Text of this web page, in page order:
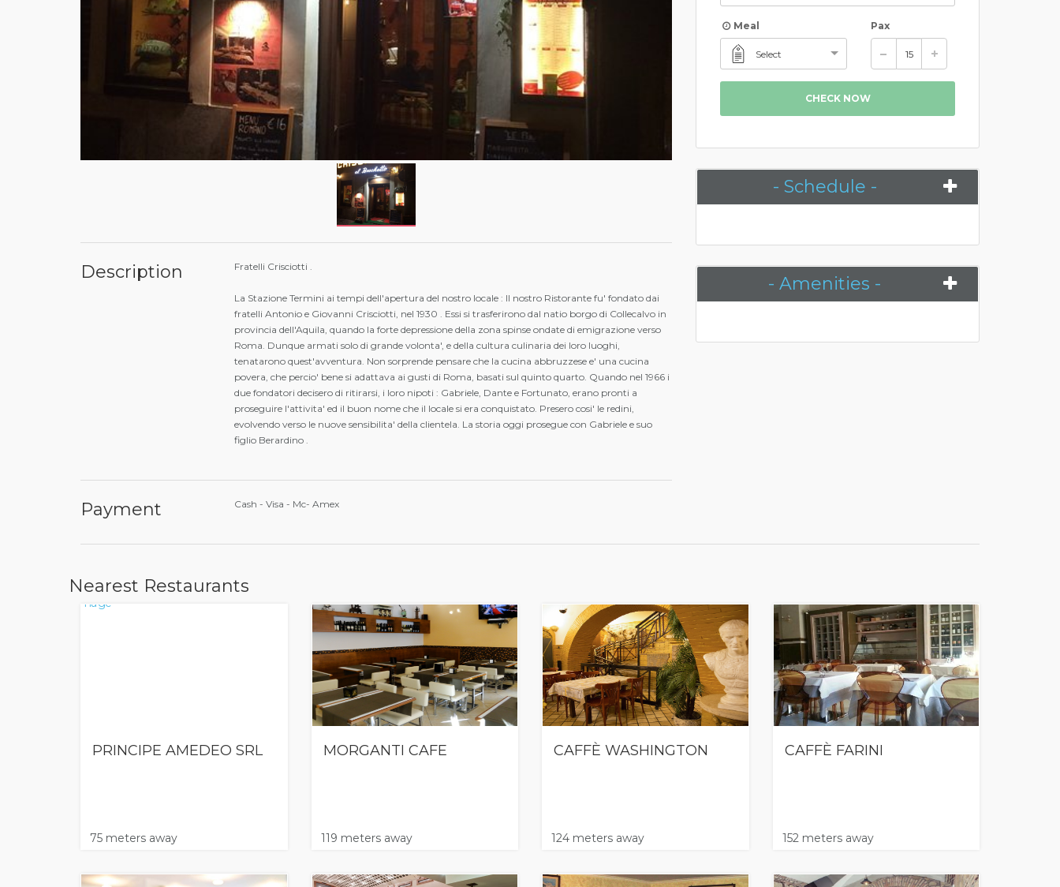
Description Fratelli Crisciotti .
La Stazione Termini ai tempi dell'apertura del nostro locale : Il nostro Ristorante fu' fondato dai
fratelli Antonio e Giovanni Crisciotti, nel 1930 . Essi si trasferirono dal natio borgo di Collecalvo in
provincia dell'Aquila, quando la forte depressione della zona spinse ondate di emigrazione verso
Roma. Dunque armati solo di grande volonta', e della cultura culinaria dei loro luoghi,
tenatarono quest'avventura. Non sorprende pensare che la cucina abbruzzese e' una cucina
povera, che percio' bene si adattava ai gusti di Roma, basati sul quinto quarto. Quando nel 1966 i
due fondatori decisero di ritirarsi, i loro nipoti : Gabriele, Dante e Fortunato, erano pronti a
proseguire l'attivita' ed il buon nome che il locale si era conquistato. Presero cosi' le redini,
evolvendo verso le nuove sensibilita' della clientela. La storia oggi prosegue con Gabriele e suo
figlio Berardino .
Payment Cash - Visa - Mc- Amex
Meal
Select
Pax
CHECK NOW
- Schedule -
- Amenities -
Nearest Restaurants
PRINCIPE AMEDEO SRL
75 meters away
MORGANTI CAFE
119 meters away
CAFFÈ WASHINGTON
124 meters away
CAFFÈ FARINI
152 meters away